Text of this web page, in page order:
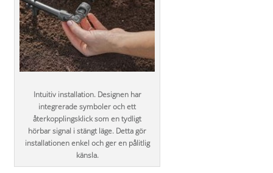
Intuitiv installation. Designen har
integrerade symboler och ett
återkopplingsklick som en tydligt
hörbar signal i stängt läge. Detta gör
installationen enkel och ger en pålitlig
känsla.